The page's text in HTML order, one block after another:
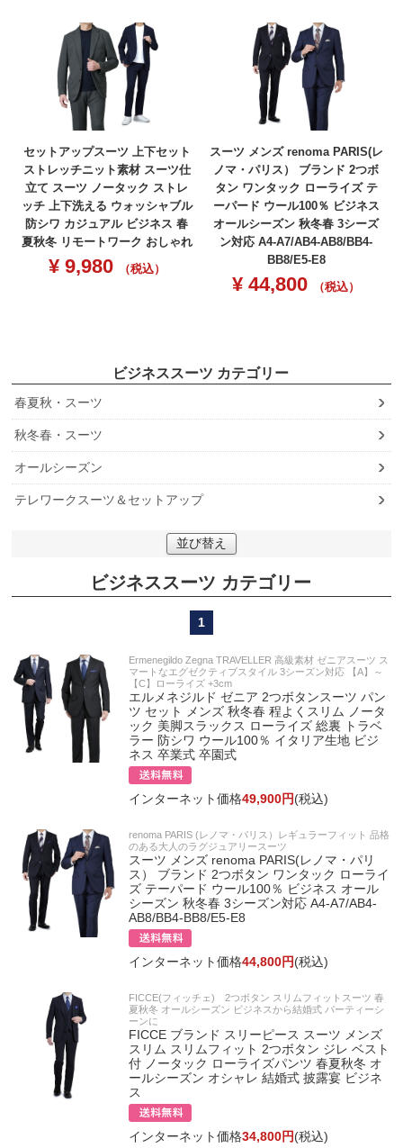
セットアップスーツ 上下セット
ストレッチニット素材 スーツ仕
立て スーツ ノータック ストレ
ッチ 上下洗える ウォッシャブル
防シワ カジュアル ビジネス 春
夏秋冬 リモートワーク おしゃれ
¥ 9,980 （税込）
スーツ メンズ renoma PARIS(レ
ノマ・パリス） ブランド 2つボ
タン ワンタック ローライズ テ
ーパード ウール100％ ビジネス
オールシーズン 秋冬春 3シーズ
ン対応 A4-A7/AB4-AB8/BB4-
BB8/E5-E8
¥ 44,800 （税込）
ビジネススーツ
春夏秋・スーツ
秋冬春・スーツ
オールシーズン
テレワークスーツ＆セットアップ
並び替え
ビジネススーツ
1
Ermenegildo Zegna TRAVELLER 高級素材 ゼニアスーツ ス
マートなエグゼクティブスタイル 3シーズン対応 【A】～
【C】ローライズ +3cm
エルメネジルド ゼニア 2つボタンスーツ パン
ツ セット メンズ 秋冬春 程よくスリム ノータ
ック 美脚スラックス ローライズ 総裏 トラベ
ラー 防シワ ウール100％ イタリア生地 ビジ
ネス 卒業式 卒園式
インターネット価格49,900円(税込)
renoma PARIS (レノマ・パリス）レギュラーフィット 品格
のある大人のラグジュアリースーツ
スーツ メンズ renoma PARIS(レノマ・パリ
ス） ブランド 2つボタン ワンタック ローライ
ズ テーパード ウール100％ ビジネス オール
シーズン 秋冬春 3シーズン対応 A4-A7/AB4-
AB8/BB4-BB8/E5-E8
インターネット価格44,800円(税込)
FICCE(フィッチェ) 2つボタン スリムフィットスーツ 春
夏秋冬 オールシーズン ビジネスから結婚式 パーティーシ
ーンに
FICCE ブランド スリーピース スーツ メンズ
スリム スリムフィット 2つボタン ジレ ベスト
付 ノータック ローライズパンツ 春夏秋冬 オ
ールシーズン オシャレ 結婚式 披露宴 ビジネ
ス
インターネット価格34,800円(税込)